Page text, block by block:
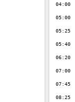
04:00
05:00
05:25
05:40
06:20
07:00
07:45
08:25